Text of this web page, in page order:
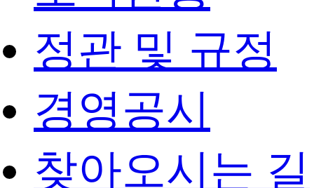
정관 및 규정
경영공시
찾아오시는 길